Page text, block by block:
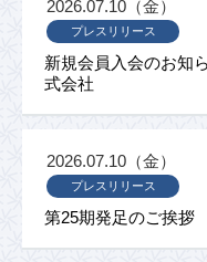
新規会員入会のお知
式会社
プレスリリース
2026.07.10（金）
第25期発足のご挨拶
プレスリリース
2026.07.10（金）